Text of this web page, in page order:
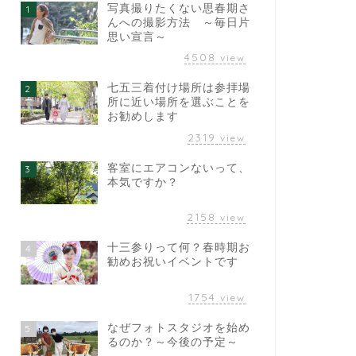
1
写真撮りたくない思春期さ
んへの撮影方法 ～毎日片
思い宣言～
4508 view
2
七五三着付け場所は参拝場
所に近い場所を選ぶことを
お勧めします
2319 view
3
客室にエアコンないって、
本気ですか？
2158 view
4
十三参りって何？春時期お
勧めお祝いイベントです
1754 view
5
なぜフォトスタジオを始め
るのか？～今後の予定～